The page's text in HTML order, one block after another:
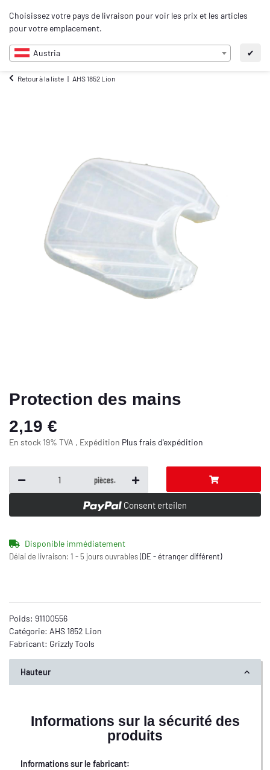
Choisissez votre pays de livraison pour voir les prix et les articles
pour votre emplacement.
Austria ✔
FR
Retour à la liste AHS 1852 Lion
Protection des mains
2,19 €
En stock 19% TVA , Expédition Plus frais d'expédition
pièces.
Consent erteilen
Disponible immédiatement
Délai de livraison: 1 - 5 jours ouvrables(DE - étranger différent)
Poids: 91100556
Catégorie: AHS 1852 Lion
Fabricant: Grizzly Tools
Hauteur
Informations sur la sécurité des
produits
Informations sur le fabricant: